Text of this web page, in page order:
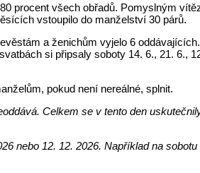
procent všech obřadů. Pomyslným
vstoupilo do manželství 30 párů.
a ženichům vyjelo 6
si připsaly soboty 14. 6., 21. 6.,
pokud není nereálné, splnit.
Celkem se v tento den
nebo 12. 12. 2026. Například na sobotu